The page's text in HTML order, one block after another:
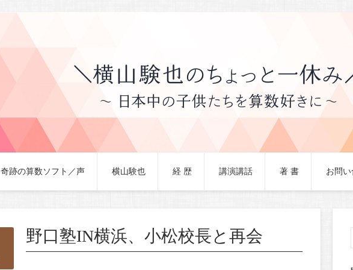
奇跡の算数ソフト／声 横山験也 経 歴 講演講話 著 書 お問
野口塾IN横浜、小松校長と再会